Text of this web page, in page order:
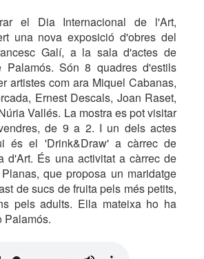
el Dia Internacional de l'Art,
una nova exposició d'obres del
Galí, a la sala d'actes de
Palamós. Són 8 quadres d'estils
artistes com ara Miquel Cabanas,
Ernest Descals, Joan Raset,
Vallés. La mostra es pot visitar
de 9 a 2. I un dels actes
és el 'Drink&Draw' a càrrec de
d'Art. És una activitat a càrrec de
que proposa un maridatge
de sucs de fruita pels més petits,
pels adults. Ella mateixa ho ha
Palamós.